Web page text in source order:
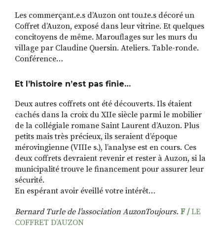
Les commerçant.e.s d’Auzon ont tou.te.s décoré un
Coffret d’Auzon, exposé dans leur vitrine. Et quelques
concitoyens de même. Marouflages sur les murs du
village par Claudine Quersin. Ateliers. Table-ronde.
Conférence…
Et l’histoire n’est pas finie…
Deux autres coffrets ont été découverts. Ils étaient
cachés dans la croix du XIIe siècle parmi le mobilier
de la collégiale romane Saint Laurent dʼAuzon. Plus
petits mais très précieux, ils seraient dʼépoque
mérovingienne (VIIIe s.), lʼanalyse est en cours. Ces
deux coffrets devraient revenir et rester à Auzon, si la
municipalité trouve le financement pour assurer leur
sécurité.
En espérant avoir éveillé votre intérêt…
Bernard Turle de l’association AuzonToujours. F /LE
COFFRET D’AUZON